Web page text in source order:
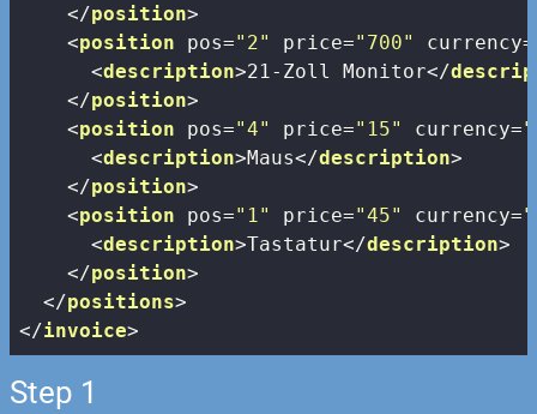
</position>
<position pos="2" price="700" currency=
<description>21-Zoll Monitor</
</position>
<position pos="4" price="15" currency=
<description>Maus</description>
</position>
<position pos="1" price="45" currency=
<description>Tastatur</description>
</position>
</positions>
</invoice>
Step 1